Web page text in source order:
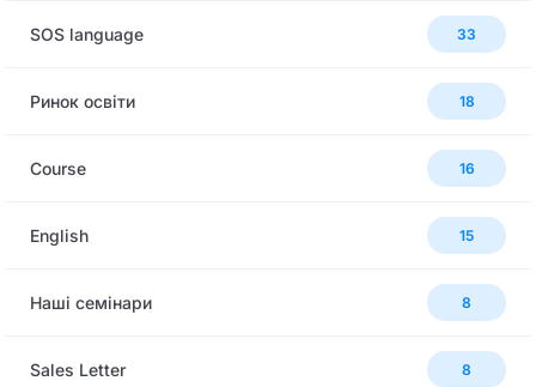
SOS language 33
Ринок освіти 18
Сourse 16
English 15
Наші семінари 8
Sales Letter 8